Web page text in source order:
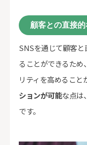
顧客との直接
SNSを通じて顧客
ることができるため
リティを高めること
ションが可能な点は
です。